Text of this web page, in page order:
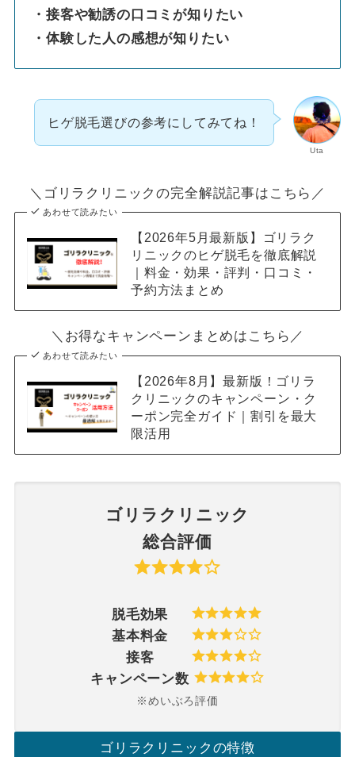
・接客や勧誘の口コミが知りたい
・体験した人の感想が知りたい
Uta
ヒゲ脱毛選びの参考にしてみてね！
＼ゴリラクリニックの完全解説記事はこちら／
あわせて読みたい
【2026年5月最新版】ゴリラク
リニックのヒゲ脱毛を徹底解説
｜料金・効果・評判・口コミ・
予約方法まとめ
＼お得なキャンペーンまとめはこちら／
あわせて読みたい
【2026年8月】最新版！ゴリラ
クリニックのキャンペーン・ク
ーポン完全ガイド｜割引を最大
限活用
ゴリラクリニック
総合評価
脱毛効果
基本料金
接客
キャンペーン数
※めいぶろ評価
ゴリラクリニックの特徴